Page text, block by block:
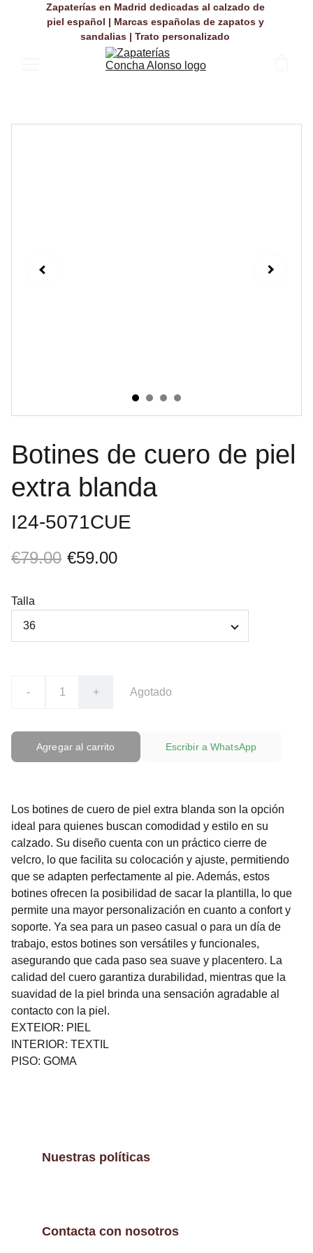
Zapaterías en Madrid dedicadas al calzado de
piel español | Marcas españolas de zapatos y
sandalias | Trato personalizado
Botines de cuero de piel
extra blanda
I24-5071CUE
€79.00 €59.00
Talla
- + Agotado
Agregar al carrito Escribir a WhatsApp
Los botines de cuero de piel extra blanda son la opción
ideal para quienes buscan comodidad y estilo en su
calzado. Su diseño cuenta con un práctico cierre de
velcro, lo que facilita su colocación y ajuste, permitiendo
que se adapten perfectamente al pie. Además, estos
botines ofrecen la posibilidad de sacar la plantilla, lo que
permite una mayor personalización en cuanto a confort y
soporte. Ya sea para un paseo casual o para un día de
trabajo, estos botines son versátiles y funcionales,
asegurando que cada paso sea suave y placentero. La
calidad del cuero garantiza durabilidad, mientras que la
suavidad de la piel brinda una sensación agradable al
contacto con la piel.
EXTEIOR: PIEL
INTERIOR: TEXTIL
PISO: GOMA
Contacta con nosotros
Nuestras políticas